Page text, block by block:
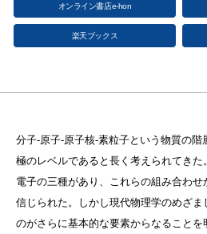
オンライン書店e-hon
楽天ブックス
分子‐原子‐原子核‐素粒子という物質の
極のレベルであると長く考えられてきた
電子の三種があり、これらの組み合わせ
信じられた。しかし現代物理学のめざ
のがさらに基本的な要素からなること